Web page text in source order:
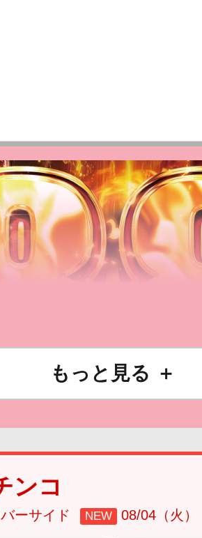
もっと見る ＋
ンコ
バーサイド NEW 08/04（火）